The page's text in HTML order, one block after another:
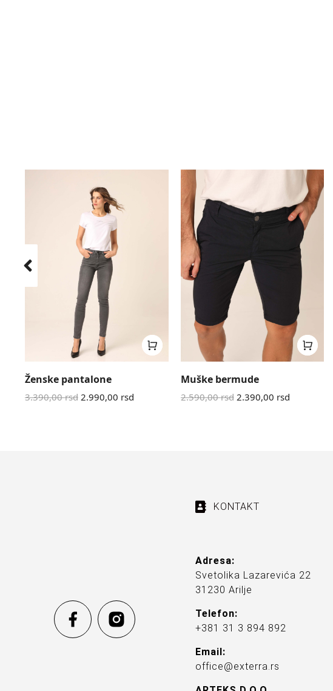
Ženske pantalone
3.390,00rsd 2.990,00 rsd
Muške bermude
2.590,00rsd 2.390,00 rsd
KONTAKT
Adresa:
Svetolika Lazarevića 22
31230 Arilje
Telefon:
+381 31 3 894 892
Email:
office@exterra.rs